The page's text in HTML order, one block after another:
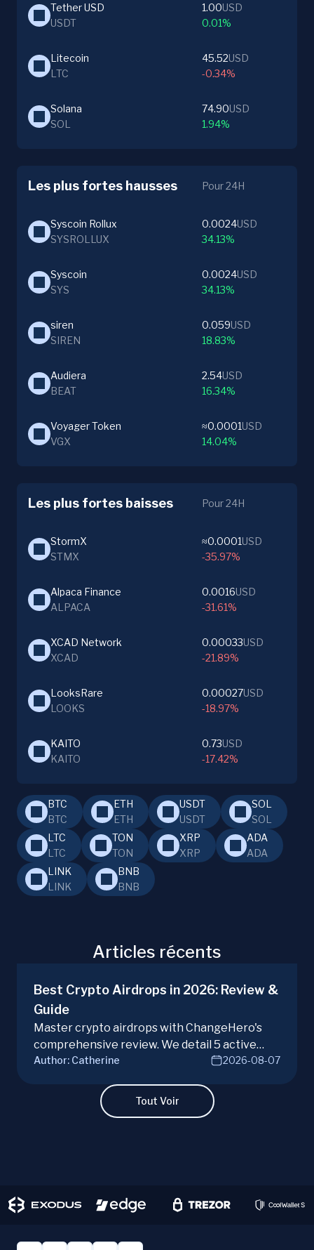
Tether USD
USDT
1.00USD
0.01%
Litecoin
LTC
45.52USD
-0.34%
Solana
SOL
74.90USD
1.94%
Les plus fortes hausses Pour 24H
Syscoin Rollux
SYSROLLUX
0.0024USD
34.13%
Syscoin
SYS
0.0024USD
34.13%
siren
SIREN
0.059USD
18.83%
Audiera
BEAT
2.54USD
16.34%
Voyager Token
VGX
≈0.0001USD
14.04%
Les plus fortes baisses Pour 24H
StormX
STMX
≈0.0001USD
-35.97%
Alpaca Finance
ALPACA
0.0016USD
-31.61%
XCAD Network
XCAD
0.00033USD
-21.89%
LooksRare
LOOKS
0.00027USD
-18.97%
KAITO
KAITO
0.73USD
-17.42%
BTC
BTC
ETH
ETH
USDT
USDT
SOL
SOL
LTC
LTC
TON
TON
XRP
XRP
ADA
ADA
LINK
LINK
BNB
BNB
Articles récents
Best Crypto Airdrops in 2026: Review &
Guide
Master crypto airdrops with ChangeHero's
comprehensive review. We detail 5 active
campaigns, risks, benefits, and a vital checklist
Author: Catherine 2026-08-07
Tout Voir